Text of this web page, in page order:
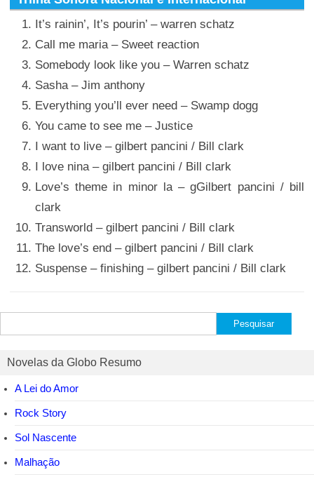
It’s rainin’, It’s pourin’ – warren schatz
Call me maria – Sweet reaction
Somebody look like you – Warren schatz
Sasha – Jim anthony
Everything you’ll ever need – Swamp dogg
You came to see me – Justice
I want to live – gilbert pancini / Bill clark
I love nina – gilbert pancini / Bill clark
Love’s theme in minor la – gGilbert pancini / bill
clark
Transworld – gilbert pancini / Bill clark
The love’s end – gilbert pancini / Bill clark
Suspense – finishing – gilbert pancini / Bill clark
por:
Novelas da Globo Resumo
A Lei do Amor
Rock Story
Sol Nascente
Malhação